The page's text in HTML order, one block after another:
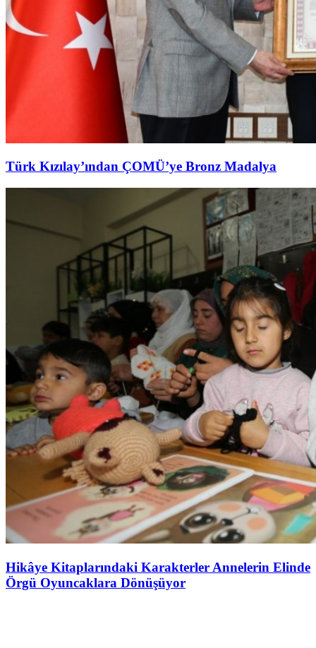
Türk Kızılay’ından ÇOMÜ’ye Bronz Madalya
Hikâye Kitaplarındaki Karakterler Annelerin Elinde
Örgü Oyuncaklara Dönüşüyor